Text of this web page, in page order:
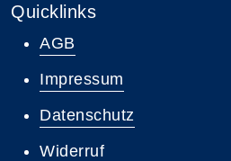
Quicklinks
AGB
Impressum
Datenschutz
Widerruf